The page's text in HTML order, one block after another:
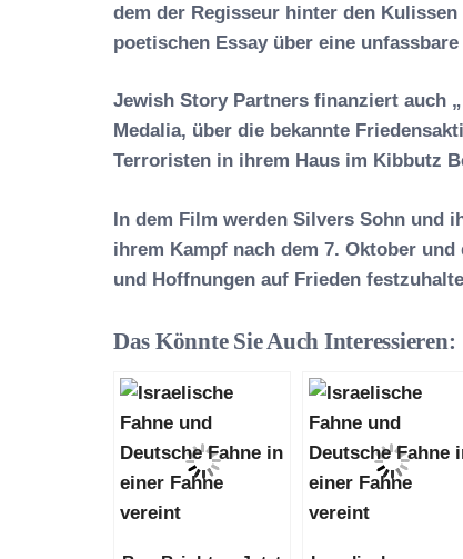
dem der Regisseur hinter den
poetischen Essay über eine
Jewish Story Partners finanziert auch
Medalia, über die bekannte
Terroristen in ihrem Haus im Kibbutz
In dem Film werden Silvers Sohn und
ihrem Kampf nach dem 7. Oktober
und Hoffnungen auf Frieden
Das Könnte Sie Auch Interessieren: